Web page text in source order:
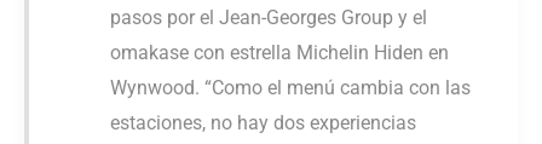
pasos por el Jean-Georges Group y el
omakase con estrella Michelin Hiden en
Wynwood. “Como el menú cambia con las
estaciones, no hay dos experiencias